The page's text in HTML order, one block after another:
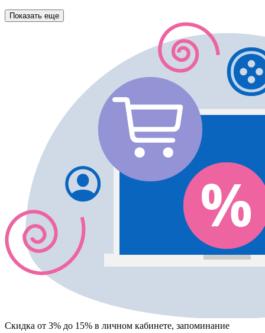
Показать еще
Скидка от 3% до 15% в личном кабинете, запоминание